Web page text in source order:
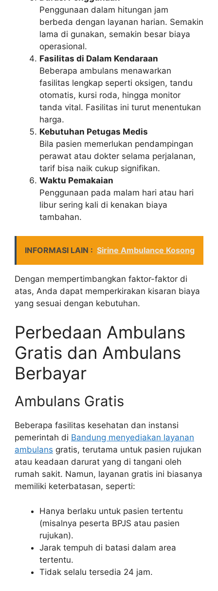
Penggunaan dalam hitungan jam
berbeda dengan layanan harian. Semakin
lama di gunakan, semakin besar biaya
operasional.
Fasilitas di Dalam Kendaraan
Beberapa ambulans menawarkan
fasilitas lengkap seperti oksigen, tandu
otomatis, kursi roda, hingga monitor
tanda vital. Fasilitas ini turut menentukan
harga.
Kebutuhan Petugas Medis
Bila pasien memerlukan pendampingan
perawat atau dokter selama perjalanan,
tarif bisa naik cukup signifikan.
Waktu Pemakaian
Penggunaan pada malam hari atau hari
libur sering kali di kenakan biaya
tambahan.
INFORMASI LAIN : Sirine Ambulance Kosong
Dengan mempertimbangkan faktor-faktor di
atas, Anda dapat memperkirakan kisaran biaya
yang sesuai dengan kebutuhan.
Perbedaan Ambulans
Gratis dan Ambulans
Berbayar
Ambulans Gratis
Beberapa fasilitas kesehatan dan instansi
pemerintah di Bandung menyediakan layanan
ambulans gratis, terutama untuk pasien rujukan
atau keadaan darurat yang di tangani oleh
rumah sakit. Namun, layanan gratis ini biasanya
memiliki keterbatasan, seperti:
Hanya berlaku untuk pasien tertentu
(misalnya peserta BPJS atau pasien
rujukan).
Jarak tempuh di batasi dalam area
tertentu.
Tidak selalu tersedia 24 jam.